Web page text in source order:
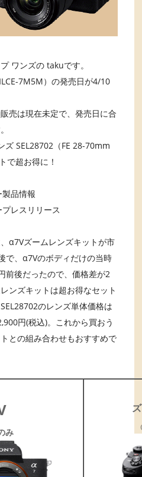
ワンズの takuです。
7M5M）の発売日が4/10
売は現在未定で、発売日に合
ズ SEL28702（FE 28-70mm
で超お得に！
製品情報
プレスリリース
α7Vズームレンズキットが市
で、α7Vのボディだけの当時
前後だったので、価格差が2
ンズキットは超お得なセット
のレンズ単体価格は
円(税込)。これから買おう
との組み合わせもおすすめで
み